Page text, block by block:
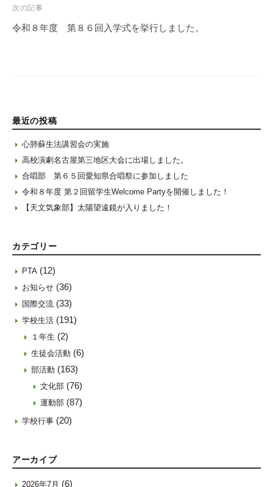
次の記事
令和８年度 第８６回入学式を挙行しました。
最近の投稿
心肺蘇生法講習会の実施
高校演劇名古屋第三地区大会に出場しました。
合唱部 第６５回愛知県合唱祭に参加しました
令和８年度 第２回留学生Welcome Partyを開催しました！
【天文気象部】太陽望遠鏡が入りました！
カテゴリー
PTA (12)
お知らせ (36)
国際交流 (33)
学校生活 (191)
１年生 (2)
生徒会活動 (6)
部活動 (163)
文化部 (76)
運動部 (87)
学校行事 (20)
アーカイブ
2026年7月 (6)